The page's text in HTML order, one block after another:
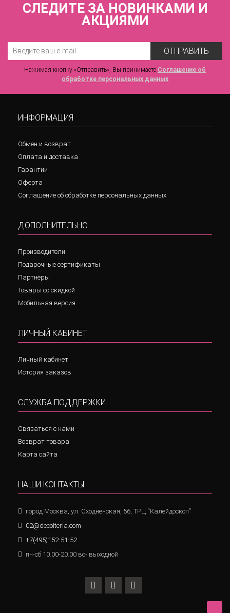
СЛЕДИТЕ ЗА НОВИНКАМИ И
АКЦИЯМИ
ОТПРАВИТЬ
Нажимая кнопку «Отправить», Вы принимаете Соглашение об
обработке персональных данных
ИНФОРМАЦИЯ
Обмен и возврат
Оплата и доставка
Гарантии
Оферта
Соглашение об обработке персональных данных
ДОПОЛНИТЕЛЬНО
Производители
Подарочные сертификаты
Партнёры
Товары со скидкой
Мобильная версия
ЛИЧНЫЙ КАБИНЕТ
Личный кабинет
История заказов
СЛУЖБА ПОДДЕРЖКИ
Связаться с нами
Возврат товара
Карта сайта
НАШИ КОНТАКТЫ
город Москва, ул. Сходненская, 56, ТРЦ “Калейдоскоп”
02@decolteria.com
+7(495)152-51-52
пн-сб 10.00-20.00 вс- выходной